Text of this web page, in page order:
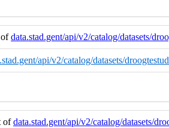
ofdata.stad.gent/api/v2/catalog/datasets/
api/v2/catalog/datasets/
ofdata.stad.gent/api/v2/catalog/datasets/